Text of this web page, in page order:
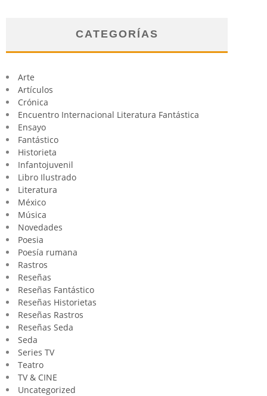
CATEGORÍAS
Arte
Artículos
Crónica
Encuentro Internacional Literatura Fantástica
Ensayo
Fantástico
Historieta
Infantojuvenil
Libro Ilustrado
Literatura
México
Música
Novedades
Poesia
Poesía rumana
Rastros
Reseñas
Reseñas Fantástico
Reseñas Historietas
Reseñas Rastros
Reseñas Seda
Seda
Series TV
Teatro
TV & CINE
Uncategorized